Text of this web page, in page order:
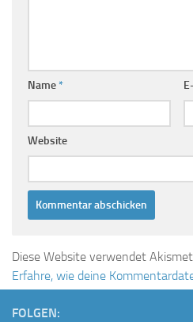
Name*
Website
Diese Website verwendet
Erfahre, wie deine
FOLGEN: